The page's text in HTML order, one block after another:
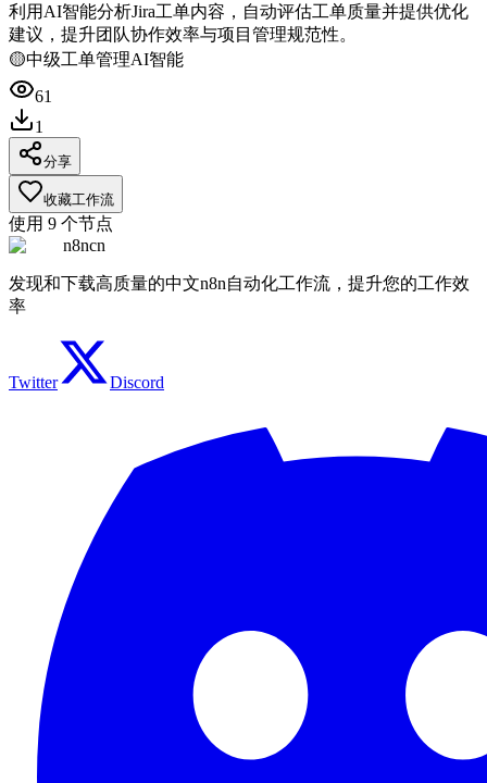
利用AI智能分析Jira工单内容，自动评估工单质量并提供优化
建议，提升团队协作效率与项目管理规范性。
🟡中级工单管理AI智能
61
1
分享
收藏工作流
使用 9 个节点
n8ncn
发现和下载高质量的中文n8n自动化工作流，提升您的工作效
率
Twitter Discord